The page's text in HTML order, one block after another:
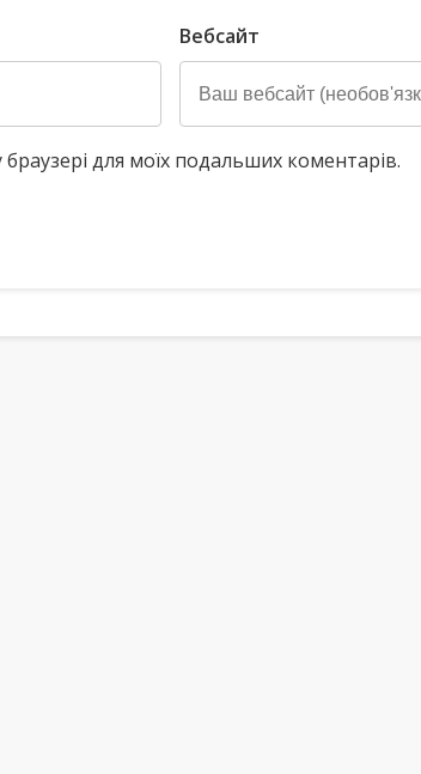
Вебсайт
для моїх подальших коментарів.